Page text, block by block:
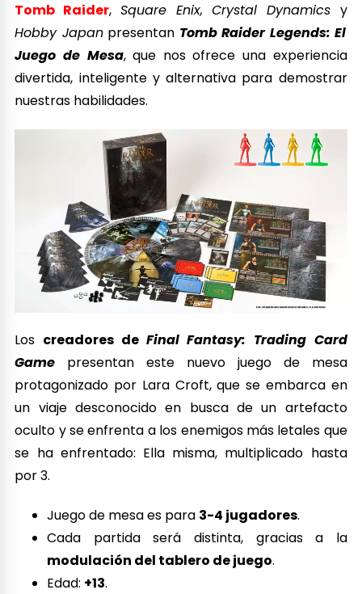
Tomb Raider, Square Enix, Crystal Dynamics y
Hobby Japanpresentan Tomb Raider Legends: El
Juego de Mesa, que nos ofrece una experiencia
divertida, inteligente y alternativa para demostrar
nuestras habilidades.
Los creadores de Final Fantasy: Trading Card
Game presentan este nuevo juego de mesa
protagonizado por Lara Croft, que se embarca en
un viaje desconocido en busca de un artefacto
oculto y se enfrenta a los enemigos más letales que
se ha enfrentado: Ella misma, multiplicado hasta
por 3.
Juego de mesa es para 3-4 jugadores.
Cada partida será distinta, gracias a la
modulación del tablero de juego.
Edad: +13.